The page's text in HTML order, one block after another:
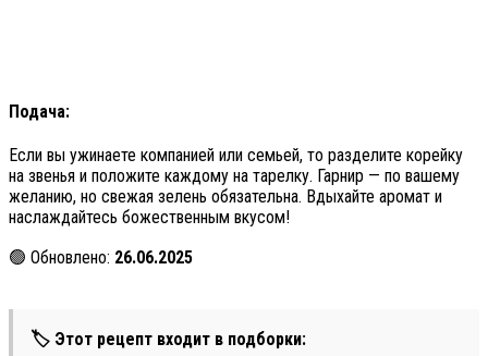
Подача:
Если вы ужинаете компанией или семьей, то разделите корейку
на звенья и положите каждому на тарелку. Гарнир — по вашему
желанию, но свежая зелень обязательна. Вдыхайте аромат и
наслаждайтесь божественным вкусом!
🟢 Обновлено: 26.06.2025
🏷 Этот рецепт входит в подборки: